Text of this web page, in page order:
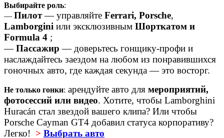
Выбирайте роль:
— Пилот— управляйте Ferrari, Porsche,
Lamborgini или эксклюзивным Шорткатом и
Formula 4 ;
—Пассажир — доверьтесь гонщику-профи и
наслаждайтесь заездом на любом из понравившихся
гоночных авто, где каждая секунда — это восторг.
Не только гонки: арендуйте авто для мероприятий,
фотосессий или видео. Хотите, чтобы Lamborghini
Huracán стал звездой вашего клипа? Или чтобы
Porsche Cayman GT4 добавил статуса корпоративу?
Легко! > Выбрать авто